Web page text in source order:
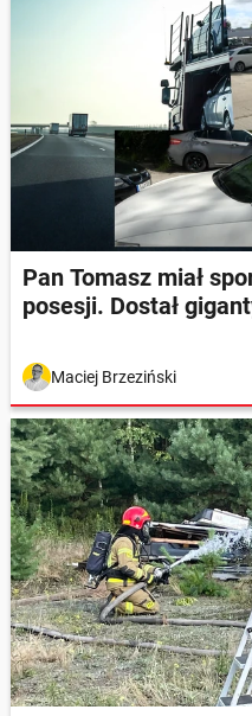
Pan Tomasz miał
posesji. Dostał
Maciej Brzeziński